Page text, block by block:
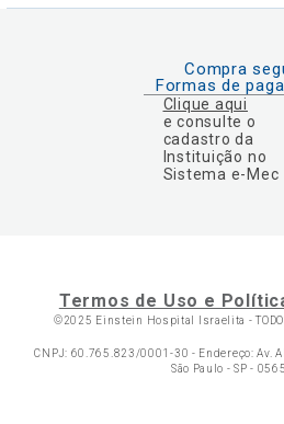
Compra
Formas de
Clique aqui
e consulte o
cadastro da
Instituição no
Sistema e-Mec
Termos de Uso e
©2025 Einstein Hospital Israelita -
CNPJ: 60.765.823/0001-30 - Endereço: Av.
São Paulo - SP -